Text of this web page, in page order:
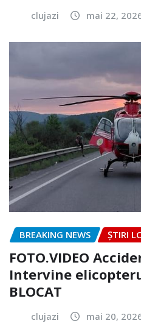
clujazi mai 22,
BREAKING NEWS ȘTIRI
FOTO.VIDEO
Intervine
BLOCAT
clujazi mai 20,